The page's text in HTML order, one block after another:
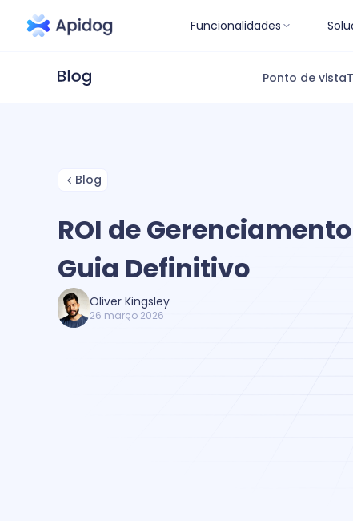
Funcionalidades
Ponto de vista
Blog
ROI de
Guia Definitivo
Oliver Kingsley
26 março 2026